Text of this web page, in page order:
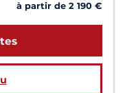
à partir de 2 190 €